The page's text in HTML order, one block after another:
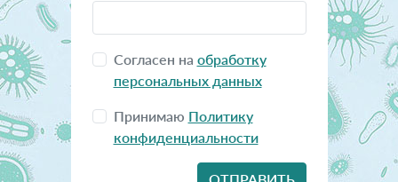
Согласен на обработку
персональных данных
Принимаю Политику
конфиденциальности